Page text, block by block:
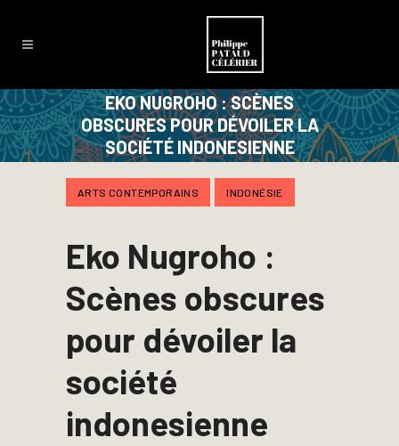
EKO NUGROHO : SCÈNES
OBSCURES POUR DÉVOILER LA
SOCIÉTÉ INDONESIENNE
ARTS CONTEMPORAINS INDONÉSIE
Eko Nugroho :
Scènes obscures
pour dévoiler la
société
indonesienne